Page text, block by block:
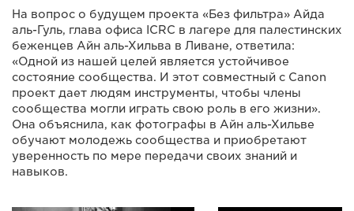
На вопрос о будущем проекта «Без фильтра» Айда
аль-Гуль, глава офиса ICRC в лагере для палестинских
беженцев Айн аль-Хильва в Ливане, ответила:
«Одной из нашей целей является устойчивое
состояние сообщества. И этот совместный с Canon
проект дает людям инструменты, чтобы члены
сообщества могли играть свою роль в его жизни».
Она объяснила, как фотографы в Айн аль-Хильве
обучают молодежь сообщества и приобретают
уверенность по мере передачи своих знаний и
навыков.